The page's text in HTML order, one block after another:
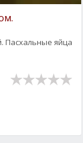
Пасхальные яйца